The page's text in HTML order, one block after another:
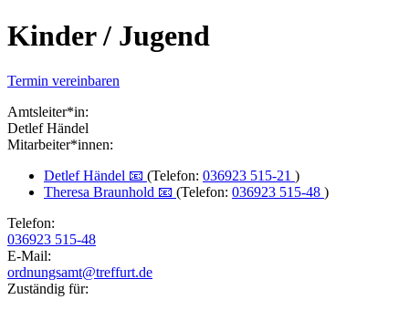
Kinder / Jugend
Termin vereinbaren
Amtsleiter*in:
Detlef Händel
Mitarbeiter*innen:
Detlef Händel 📧 (Telefon: 036923 515-21 )
Theresa Braunhold 📧 (Telefon: 036923 515-48 )
Telefon:
036923 515-48
E-Mail:
ordnungsamt@treffurt.de
Zuständig für: